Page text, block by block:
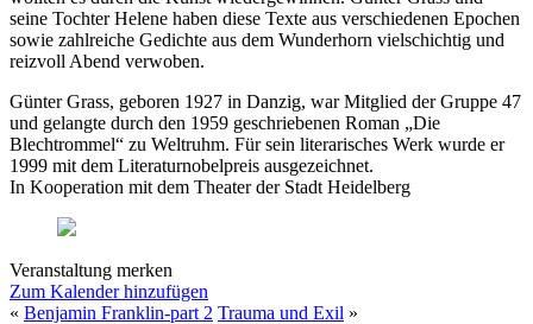
seine Tochter Helene haben diese Texte aus verschiedenen Epochen
sowie zahlreiche Gedichte aus dem Wunderhorn vielschichtig und
reizvoll Abend verwoben.
Günter Grass, geboren 1927 in Danzig, war Mitglied der Gruppe 47
und gelangte durch den 1959 geschriebenen Roman „Die
Blechtrommel“ zu Weltruhm. Für sein literarisches Werk wurde er
1999 mit dem Literaturnobelpreis ausgezeichnet.
In Kooperation mit dem Theater der Stadt Heidelberg
Veranstaltung merken
Zum Kalender hinzufügen
« Benjamin Franklin-part 2 Trauma und Exil »